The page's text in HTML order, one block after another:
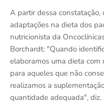
A partir dessa
adaptações na dieta dos
nutricionista da
Borchardt: "Quando
elaboramos uma dieta com
para aqueles que não
realizamos a
quantidade adequada", diz.